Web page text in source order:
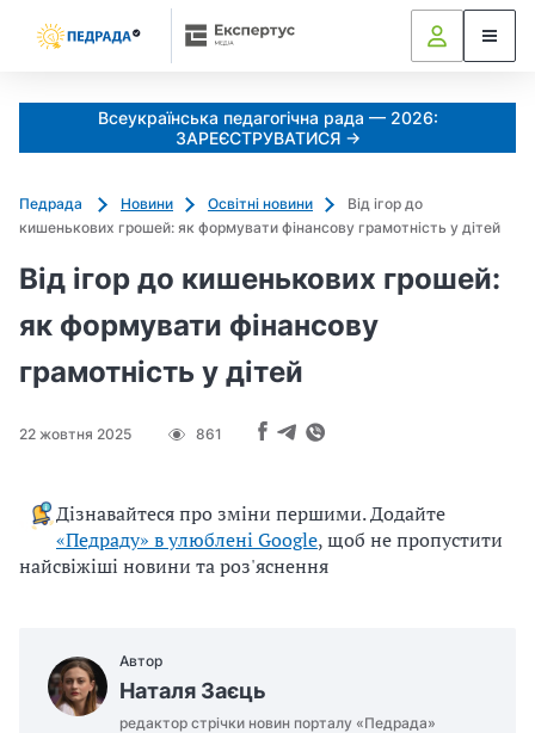
Всеукраїнська педагогічна рада — 2026:
ЗАРЕЄСТРУВАТИСЯ →
Педрада Новини Освітні новини
Від ігор до
кишенькових грошей: як формувати фінансову грамотність у дітей
Від ігор до кишенькових грошей:
як формувати фінансову
грамотність у дітей
22 жовтня 2025 861
Дізнавайтеся про зміни першими. Додайте
«Педраду» в улюблені Google, щоб не пропустити
найсвіжіші новини та роз'яснення
Автор
Наталя Заєць
редактор стрічки новин порталу «Педрада»